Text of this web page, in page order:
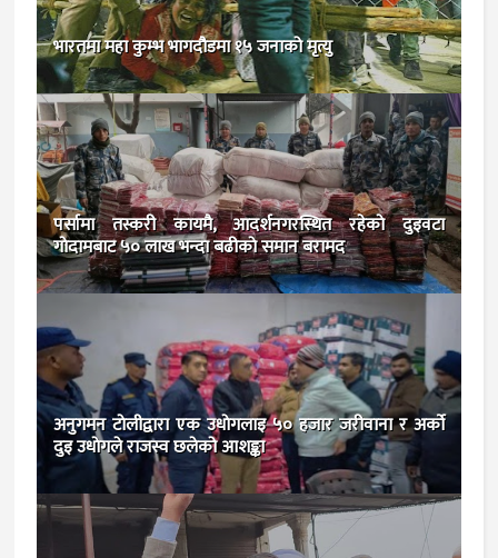
भारतमा महा कुम्भ भागदौडमा १५ जनाको मृत्यु
पर्सामा तस्करी कायमै, आदर्शनगरस्थित रहेकाे दुइवटा
गाेदामबाट ५० लाख भन्दा बढीकाे समान बरामद
अनुगमन टाेलीद्वारा एक उधाेगलाइ ५० हजार जरीवाना र अर्काे
दुइ उधाेगले राजस्व छलेको आशङ्का